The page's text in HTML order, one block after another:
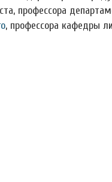
профессора
, профессора кафедры